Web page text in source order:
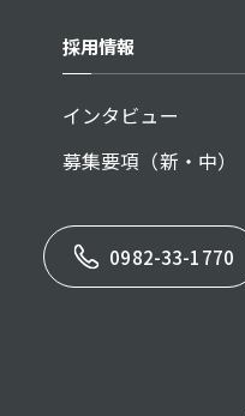
採用情報
インタビュー
募集要項（新・中）
0982-33-1770